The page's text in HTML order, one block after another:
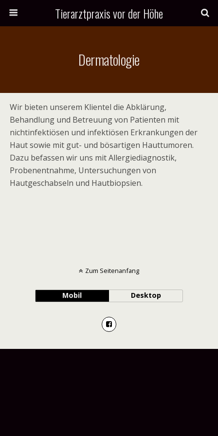
Tierarztpraxis vor der Höhe
Dermatologie
Wir bieten unserem Klientel die Abklärung,
Behandlung und Betreuung von Patienten mit
nichtinfektiösen und infektiösen Erkrankungen der
Haut sowie mit gut- und bösartigen Hauttumoren.
Dazu befassen wir uns mit Allergiediagnostik,
Probenentnahme, Untersuchungen von
Hautgeschabseln und Hautbiopsien.
Zum Seitenanfang
Mobil Desktop